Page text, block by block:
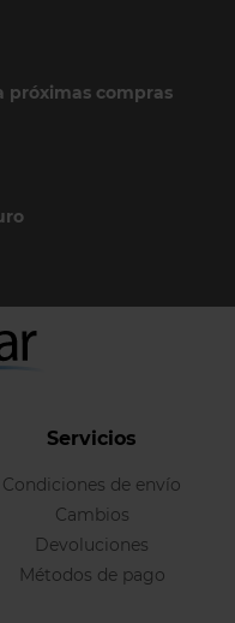
próximas compras
Servicios
Condiciones de envío
Cambios
Devoluciones
Métodos de pago